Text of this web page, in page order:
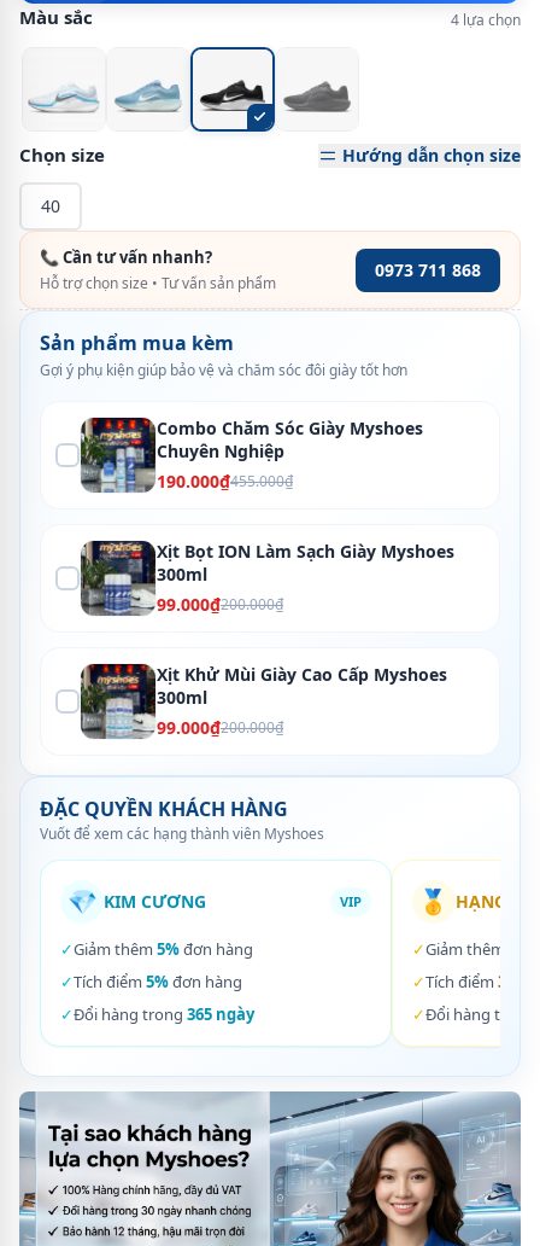
Màu sắc 4 lựa chọn
Chọn size Hướng dẫn chọn size
40
📞 Cần tư vấn nhanh?
Hỗ trợ chọn size • Tư vấn sản phẩm
0973 711 868
Sản phẩm mua kèm
Gợi ý phụ kiện giúp bảo vệ và chăm sóc đôi giày tốt hơn
Combo Chăm Sóc Giày Myshoes
Chuyên Nghiệp
190.000₫455.000₫
Xịt Bọt ION Làm Sạch Giày Myshoes
300ml
99.000₫200.000₫
Xịt Khử Mùi Giày Cao Cấp Myshoes
300ml
99.000₫200.000₫
ĐẶC QUYỀN KHÁCH HÀNG
Vuốt để xem các hạng thành viên Myshoes
💎 KIM CƯƠNG VIP
✓Giảm thêm 5%đơn hàng
✓Tích điểm 5%đơn hàng
✓Đổi hàng trong 365 ngày
🥇 HẠNG
✓Giảm thêm
✓Tích điểm 3%
✓Đổi hàng trong